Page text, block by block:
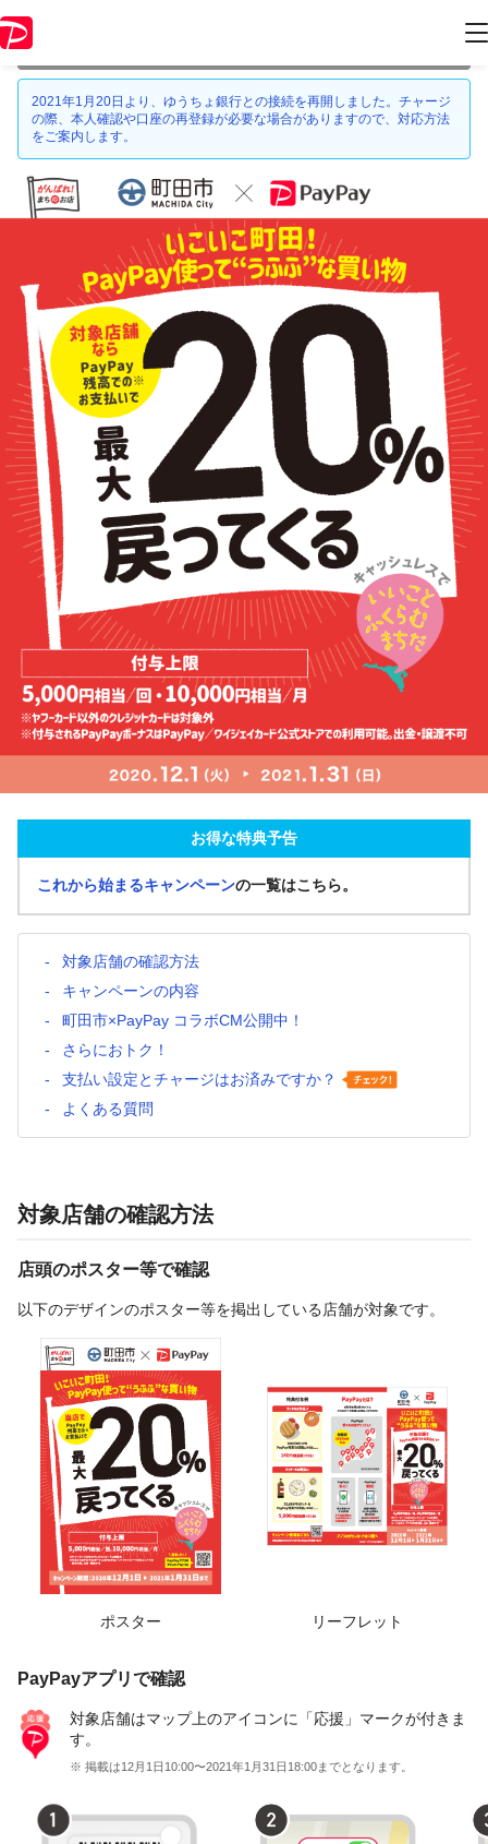
情報はキャンペーン終了時点のものになります。
2021年1月20日より、ゆうちょ銀行との接続を再開しました。チャージ
の際、本人確認や口座の再登録が必要な場合がありますので、対応方法
をご案内します。
お得な特典予告
これから始まるキャンペーンの一覧はこちら。
対象店舗の確認方法
キャンペーンの内容
町田市×PayPay コラボCM公開中！
さらにおトク！
支払い設定とチャージはお済みですか？
よくある質問
対象店舗の確認方法
店頭のポスター等で確認
以下のデザインのポスター等を掲出している店舗が対象です。
ポスター リーフレット
PayPayアプリで確認
対象店舗はマップ上のアイコンに「応援」マークが付きま
す。
※ 掲載は12月1日10:00〜2021年1月31日18:00までとなります。